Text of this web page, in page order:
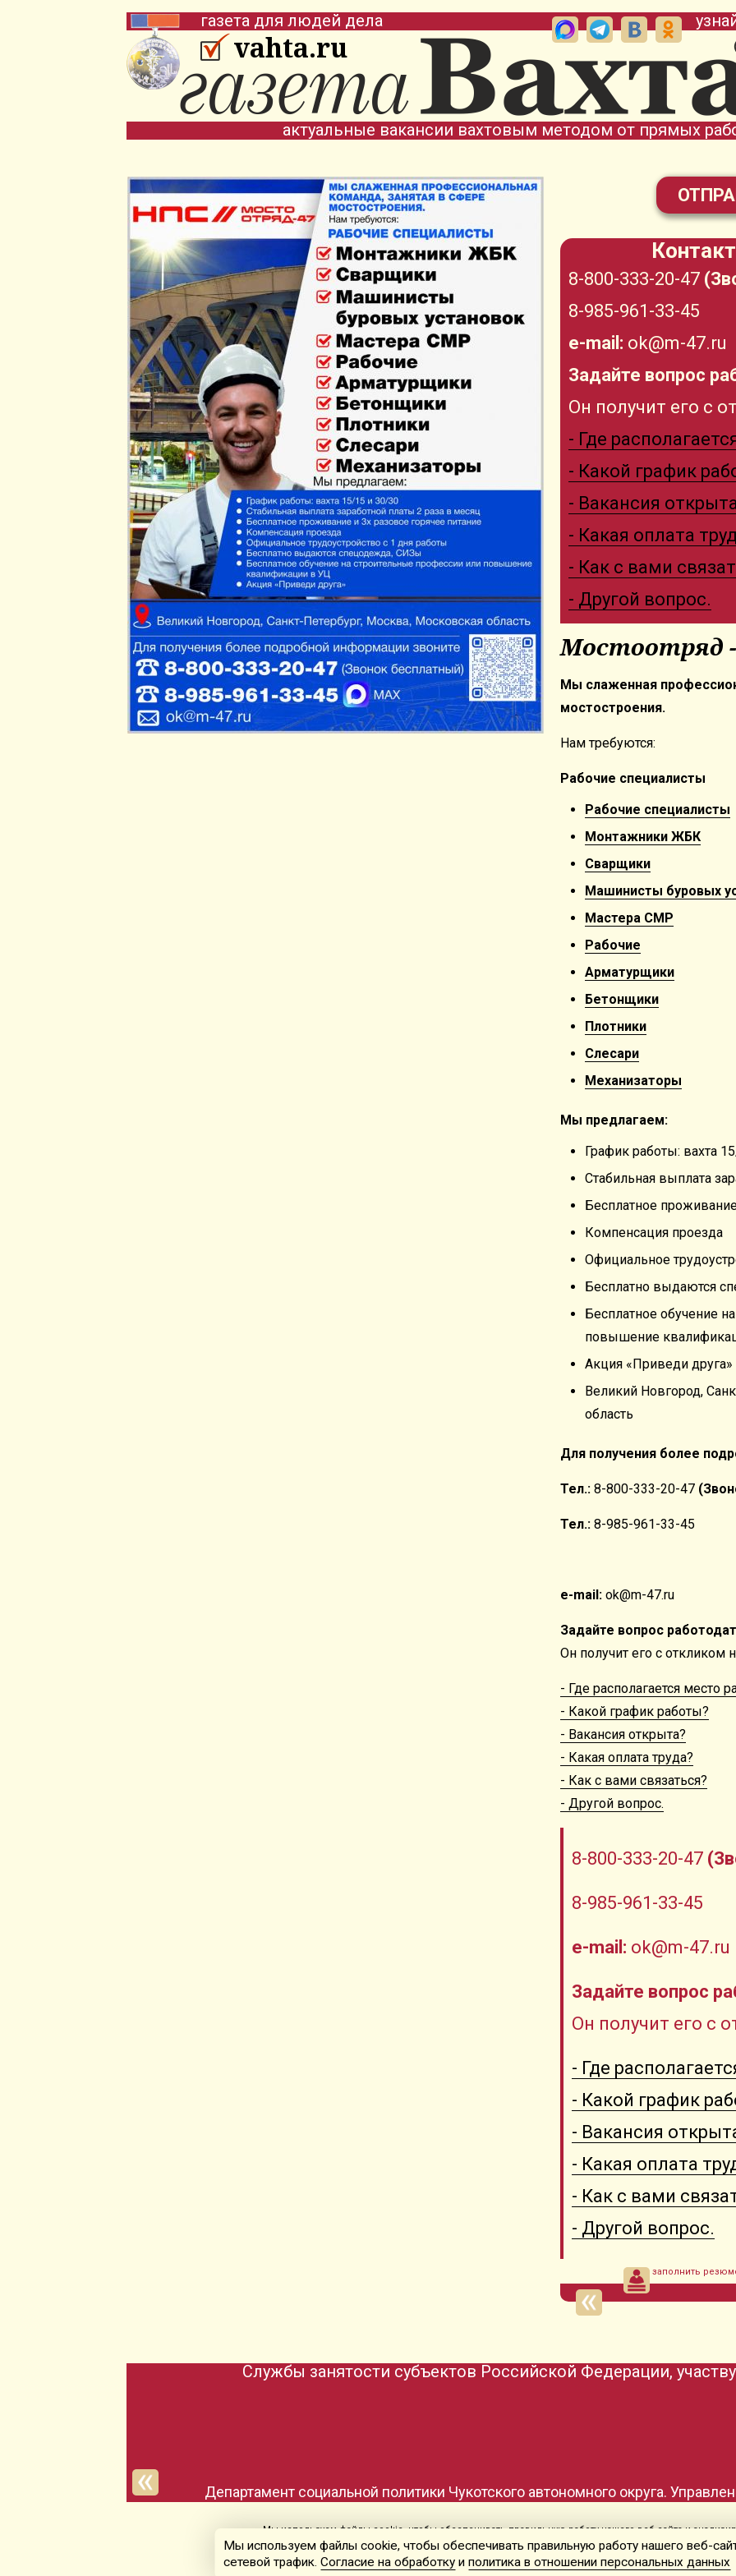
vahta.ru
газета для людей дела
актуальные вакансии вахтовым методом от прямых
8-800-333-20-47
8-985-961-33-45
e-mail: ok@m-47.ru
Задайте вопрос
Он получит его с
- Где
- Какой график
- Вакансия
- Какая оплата
- Как с вами
- Другой вопрос.
Мостоотряд
Мы слаженная
мостостроения.
Нам требуются:
Рабочие специалисты
Рабочие специалисты
Монтажники ЖБК
Сварщики
Машинисты буровых
Мастера СМР
Рабочие
Арматурщики
Бетонщики
Плотники
Слесари
Механизаторы
Мы предлагаем:
График работы: вахта
Стабильная выплата
Бесплатное
Компенсация проезда
Официальное
Бесплатно выдаются
Бесплатное обучение
повышение
Акция «Приведи друга»
Великий Новгород,
область
Для получения более
Тел.: 8-800-333-20-47
Тел.: 8-985-961-33-45
e-mail: ok@m-47.ru
Задайте вопрос
Он получит его с откликом
- Где располагается место
- Какой график работы?
- Вакансия открыта?
- Какая оплата труда?
- Как с вами связаться?
- Другой вопрос.
8-800-333-20-47
8-985-961-33-45
e-mail: ok@m-47.ru
Задайте вопрос
Он получит его с
- Где
- Какой график
- Вакансия
- Какая оплата
- Как с вами
- Другой вопрос.
заполнить
Департамент социальной политики Чукотского автономного округа.
Службы занятости субъектов Российской Федерации,
Мы используем файлы cookie, чтобы обеспечивать правильную работу нашего веб-сайта и
Согласие на обработку
политика в отношении персональных данных
Мы используем файлы cookie, чтобы обеспечивать правильную работу нашего веб-
сетевой трафик. Согласие на обработку и политика в отношении персональных данных